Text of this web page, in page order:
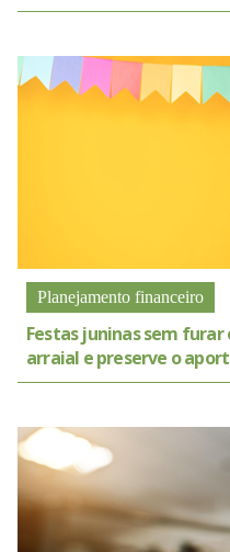
Planejamento financeiro
Festas juninas sem
arraial e preserve o